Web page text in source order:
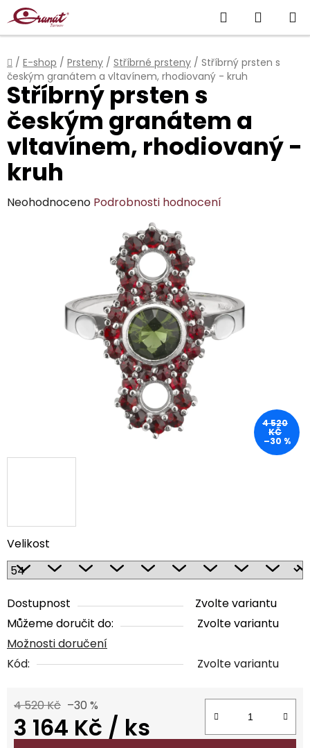
Přejít
na
obsah
Hledat
KOŠÍK
Domů
/ E-shop / Prsteny / Stříbrné prsteny / Stříbrný prsten s
českým granátem a vltavínem, rhodiovaný - kruh
Velikost
Dostupnost
Zvolte variantu
Můžeme doručit do:
Zvolte variantu
Možnosti doručení
Kód:
Zvolte variantu
4 520 Kč –30 %
3 164 Kč / ks
Stříbrný prsten s
českým granátem a
vltavínem, rhodiovaný -
kruh
Průměrné
Neohodnoceno Podrobnosti hodnocení
4 520
KČ
–30 %